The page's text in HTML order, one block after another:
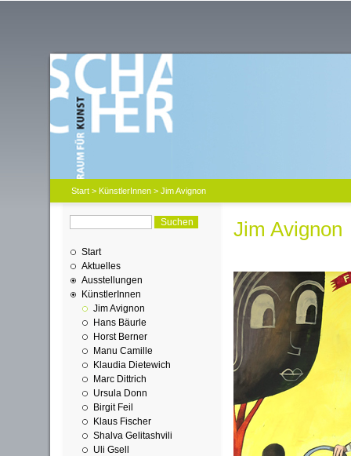
Start> KünstlerInnen> Jim Avignon
Start
Aktuelles
Ausstellungen
KünstlerInnen
Jim Avignon
Hans Bäurle
Horst Berner
Manu Camille
Klaudia Dietewich
Marc Dittrich
Ursula Donn
Birgit Feil
Klaus Fischer
Shalva Gelitashvili
Uli Gsell
Jim Avignon